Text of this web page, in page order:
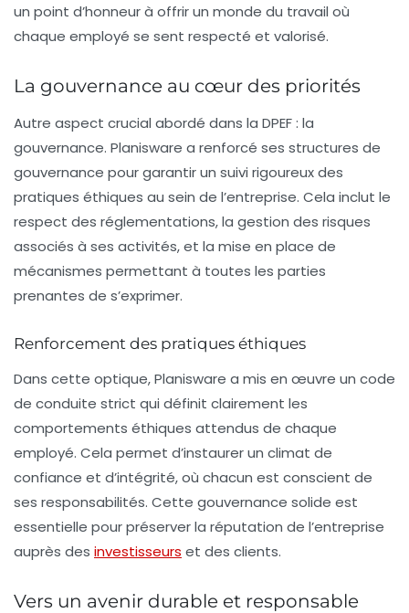
un point d’honneur à offrir un monde du travail où
chaque employé se sent respecté et valorisé.
La gouvernance au cœur des priorités
Autre aspect crucial abordé dans la DPEF : la
gouvernance. Planisware a renforcé ses structures de
gouvernance pour garantir un suivi rigoureux des
pratiques éthiques au sein de l’entreprise. Cela inclut le
respect des réglementations, la gestion des risques
associés à ses activités, et la mise en place de
mécanismes permettant à toutes les parties
prenantes de s’exprimer.
Renforcement des pratiques éthiques
Dans cette optique, Planisware a mis en œuvre un code
de conduite strict qui définit clairement les
comportements éthiques attendus de chaque
employé. Cela permet d’instaurer un climat de
confiance et d’intégrité, où chacun est conscient de
ses responsabilités. Cette gouvernance solide est
essentielle pour préserver la réputation de l’entreprise
auprès des investisseurs et des clients.
Vers un avenir durable et responsable